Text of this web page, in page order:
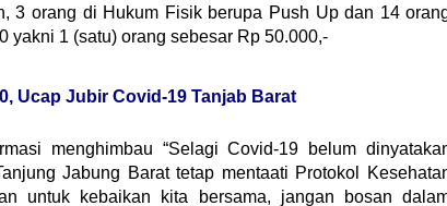
3 orang di Hukum Fisik berupa Push Up dan 14
yakni 1 (satu) orang sebesar Rp 50.000,-
Ucap Jubir Covid-19 Tanjab Barat
menghimbau “Selagi Covid-19 belum
Jabung Barat tetap mentaati Protokol
untuk kebaikan kita bersama, jangan bosan